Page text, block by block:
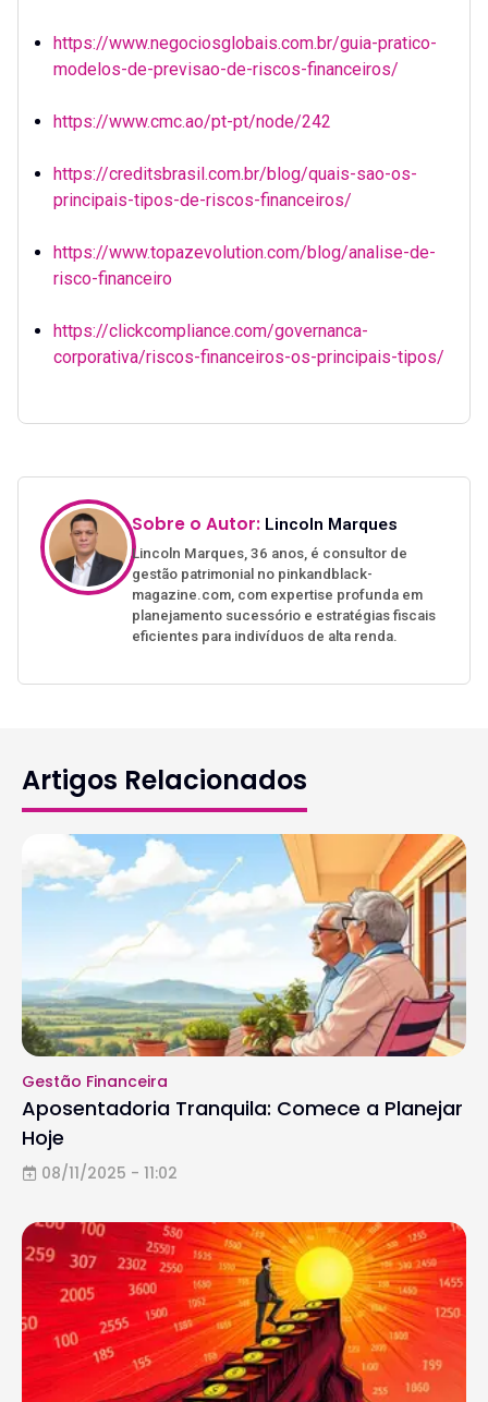
https://www.negociosglobais.com.br/guia-pratico-
modelos-de-previsao-de-riscos-financeiros/
https://www.cmc.ao/pt-pt/node/242
https://creditsbrasil.com.br/blog/quais-sao-os-
principais-tipos-de-riscos-financeiros/
https://www.topazevolution.com/blog/analise-de-
risco-financeiro
https://clickcompliance.com/governanca-
corporativa/riscos-financeiros-os-principais-tipos/
Sobre o Autor: Lincoln Marques
Lincoln Marques, 36 anos, é consultor de
gestão patrimonial no pinkandblack-
magazine.com, com expertise profunda em
planejamento sucessório e estratégias fiscais
eficientes para indivíduos de alta renda.
Artigos Relacionados
Gestão Financeira
Aposentadoria Tranquila: Comece a Planejar
Hoje
08/11/2025 - 11:02